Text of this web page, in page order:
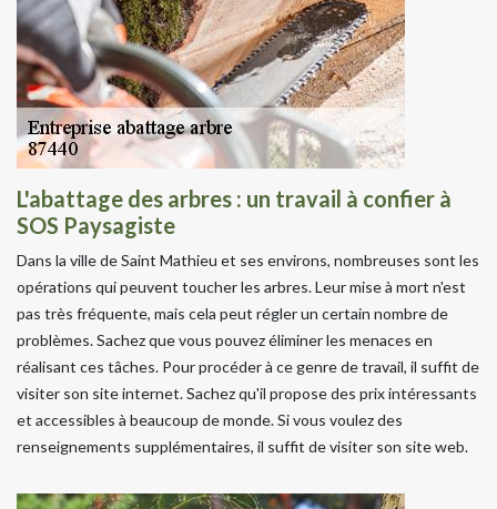
L'abattage des arbres : un travail à confier à
SOS Paysagiste
Dans la ville de Saint Mathieu et ses environs, nombreuses sont les
opérations qui peuvent toucher les arbres. Leur mise à mort n'est
pas très fréquente, mais cela peut régler un certain nombre de
problèmes. Sachez que vous pouvez éliminer les menaces en
réalisant ces tâches. Pour procéder à ce genre de travail, il suffit de
visiter son site internet. Sachez qu'il propose des prix intéressants
et accessibles à beaucoup de monde. Si vous voulez des
renseignements supplémentaires, il suffit de visiter son site web.